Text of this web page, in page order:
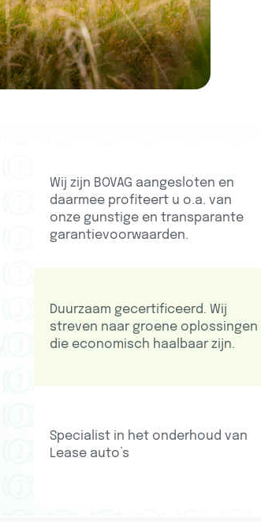
Wij zijn BOVAG aangesloten en
daarmee profiteert u o.a. van
onze gunstige en transparante
garantievoorwaarden.
Duurzaam gecertificeerd. Wij
streven naar groene oplossingen
die economisch haalbaar zijn.
Specialist in het onderhoud van
Lease auto’s